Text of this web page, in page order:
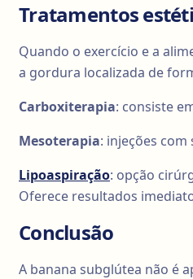
Tratamentos
Quando o exercício e a
a gordura localizada de
Carboxiterapia: consiste
Mesoterapia: injeções
Lipoaspiração: opção
Oferece resultados
Conclusão
A banana subglútea não é